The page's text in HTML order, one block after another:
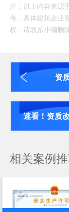
注：以上内容来源
考，具体建筑企业
权，请联系小编删
资
速看！资质
相关案例